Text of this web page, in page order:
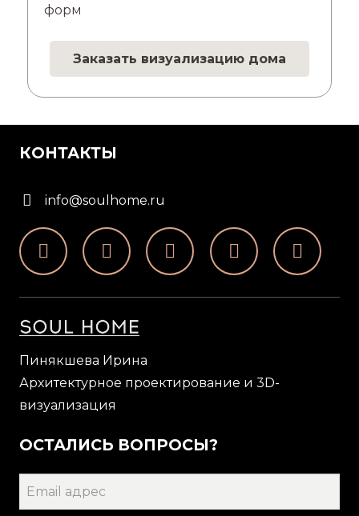
форм
Заказать визуализацию дома
КОНТАКТЫ
info@soulhome.ru
Пинякшева Ирина
Архитектурное проектирование и 3D-
визуализация
ОСТАЛИСЬ ВОПРОСЫ?